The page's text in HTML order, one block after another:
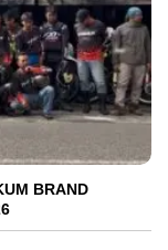
BRAND